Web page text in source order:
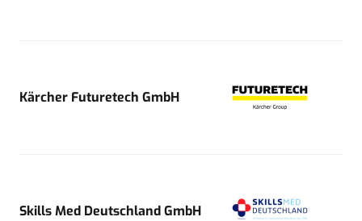
Kärcher Futuretech GmbH
Skills Med Deutschland GmbH